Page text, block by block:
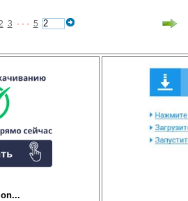
2 3 · · · 5